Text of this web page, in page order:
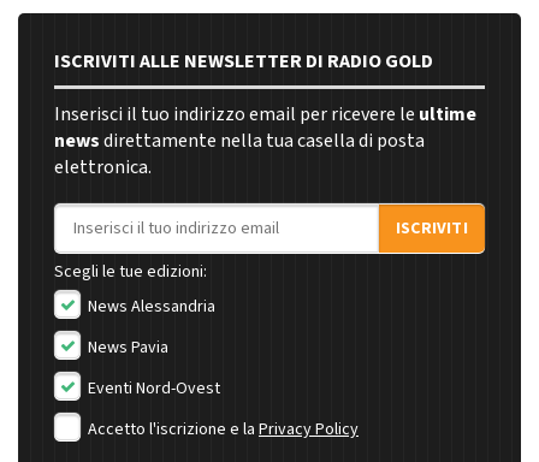
ISCRIVITI ALLE NEWSLETTER DI RADIO GOLD
Inserisci il tuo indirizzo email per ricevere le ultime
newsdirettamente nella tua casella di posta
elettronica.
Indirizzo email
ISCRIVITI
Scegli le tue edizioni:
News Alessandria
News Pavia
Eventi Nord-Ovest
Accetto l'iscrizione e la Privacy Policy